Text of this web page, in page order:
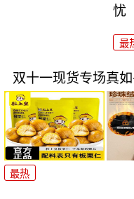
忧
最
双十一现货专场真
最热